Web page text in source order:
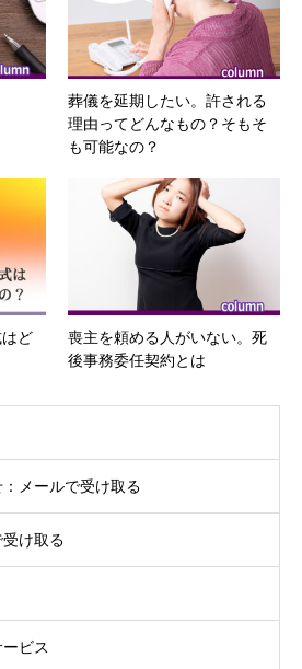
葬儀を延期したい。許される
理由ってどんなもの？そもそ
も可能なの？
ど
喪主を頼める人がいない。死
後事務委任契約とは
メールで受け取る
け取る
ビス